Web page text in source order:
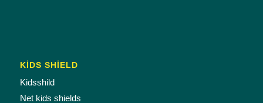
KİDS SHİELD
Kidsshild
Net kids shields